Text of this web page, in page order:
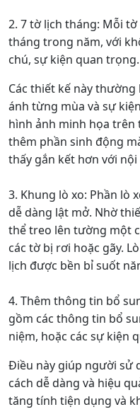
2. 7 tờ lịch tháng: Mỗi
tháng trong năm, với
chú, sự kiện quan trọng.
Các thiết kế này
ánh từng mùa và sự
hình ảnh minh họa
thêm phần sinh động
thấy gắn kết hơn với nội
3. Khung lò xo: Phần lò
dễ dàng lật mở. Nhờ
thể treo lên tường một
các tờ bị rơi hoặc gãy.
lịch được bền bỉ suốt
4. Thêm thông tin bổ
gồm các thông tin bổ
niệm, hoặc các sự kiện
Điều này giúp người sử
cách dễ dàng và hiệu
tăng tính tiện dụng và